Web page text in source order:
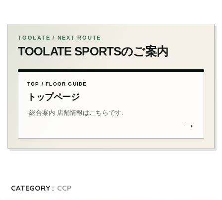
TOOLATE / NEXT ROUTE
TOOLATE SPORTSのご案内
TOP / FLOOR GUIDE
トップページ
-総合案内 店舗情報はこちらです.
→
CATEGORY : CCP